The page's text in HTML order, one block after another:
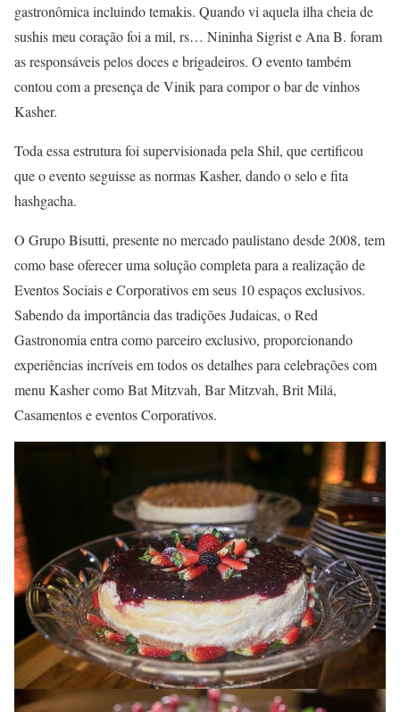
gastronômica incluindo temakis. Quando vi aquela ilha cheia de
sushis meu coração foi a mil, rs… Nininha Sigrist e Ana B. foram
as responsáveis pelos doces e brigadeiros. O evento também
contou com a presença de Vinik para compor o bar de vinhos
Kasher.
Toda essa estrutura foi supervisionada pela Shil, que certificou
que o evento seguisse as normas Kasher, dando o selo e fita
hashgacha.
O Grupo Bisutti, presente no mercado paulistano desde 2008, tem
como base oferecer uma solução completa para a realização de
Eventos Sociais e Corporativos em seus 10 espaços exclusivos.
Sabendo da importância das tradições Judaicas, o Red
Gastronomia entra como parceiro exclusivo, proporcionando
experiências incríveis em todos os detalhes para celebrações com
menu Kasher como Bat Mitzvah, Bar Mitzvah, Brit Milá,
Casamentos e eventos Corporativos.